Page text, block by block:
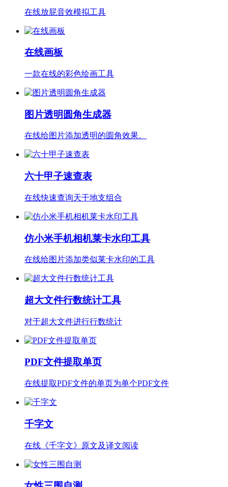
在线放屁音效模拟工具
在线画板
一款在线的彩色绘画工具
图片透明圆角生成器
在线给图片添加透明的圆角效果。
六十甲子速查表
在线快速查询天干地支组合
仿小米手机相机莱卡水印工具
在线给图片添加类似莱卡水印的工具
超大文件行数统计工具
对于超大文件进行行数统计
PDF文件提取单页
在线提取PDF文件的单页为单个PDF文件
千字文
在线《千字文》原文及译文阅读